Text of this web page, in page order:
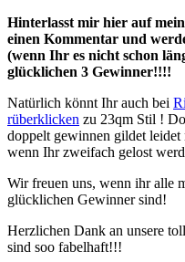
Hinterlasst mir hier auf
einen Kommentar und
(wenn Ihr es nicht schon
glücklichen 3 Gewinner!!!!
Natürlich könnt Ihr auch bei
rüberklicken zu 23qm Stil !
doppelt gewinnen gildet
wenn Ihr zweifach gelost
Wir freuen uns, wenn ihr alle
glücklichen Gewinner sind!
Herzlichen Dank an unsere
sind soo fabelhaft!!!